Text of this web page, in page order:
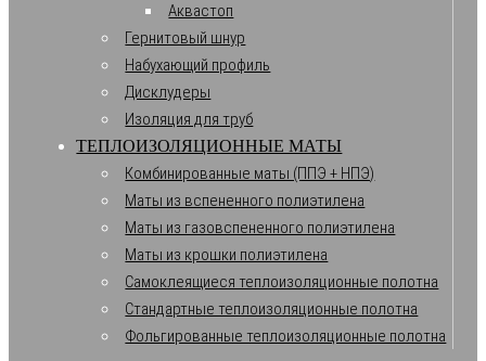
Аквастоп
Гернитовый шнур
Набухающий профиль
Дисклудеры
Изоляция для труб
ТЕПЛОИЗОЛЯЦИОННЫЕ МАТЫ
Комбинированные маты (ППЭ + НПЭ)
Маты из вспененного полиэтилена
Маты из газовспененного полиэтилена
Маты из крошки полиэтилена
Самоклеящиеся теплоизоляционные полотна
Стандартные теплоизоляционные полотна
Фольгированные теплоизоляционные полотна